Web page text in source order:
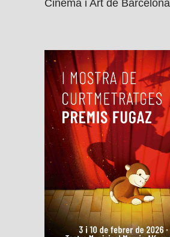
Cinema i Art de Barcelona